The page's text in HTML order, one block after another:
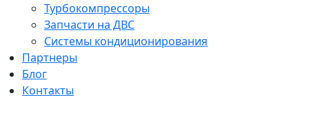
Турбокомпрессоры
Запчасти на ДВС
Системы кондиционирования
Партнеры
Блог
Контакты